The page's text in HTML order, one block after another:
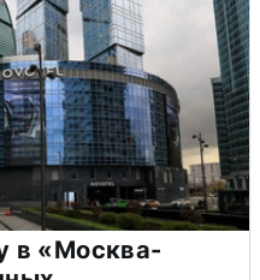
в «Москва-